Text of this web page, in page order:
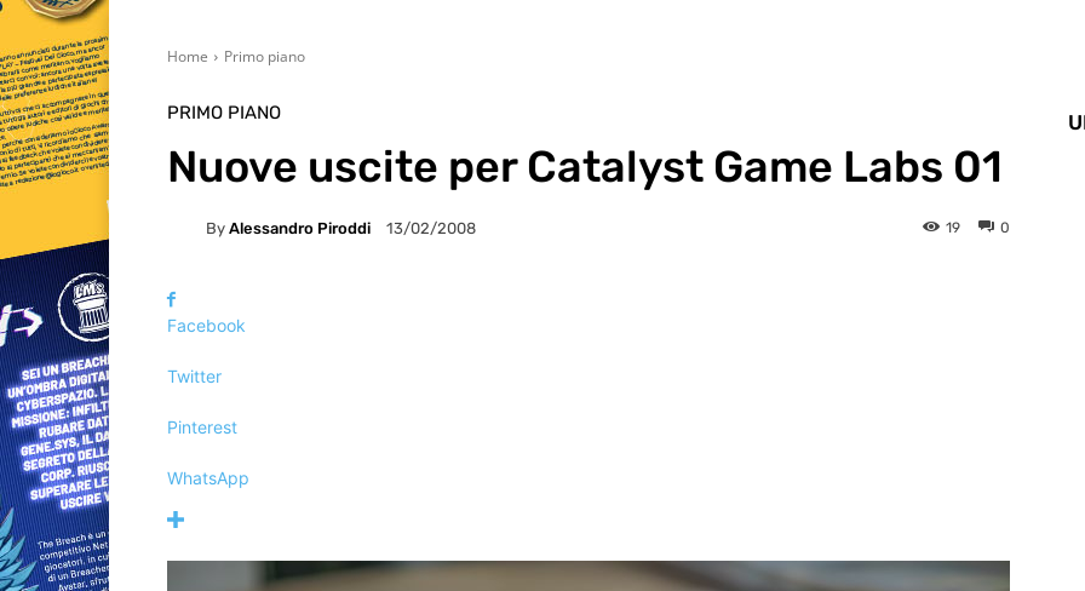
Home Primo piano
PRIMO PIANO
Nuove uscite per Catalyst Game Labs 01
By Alessandro Piroddi 13/02/2008 0
19
Facebook
Twitter
Pinterest
WhatsApp